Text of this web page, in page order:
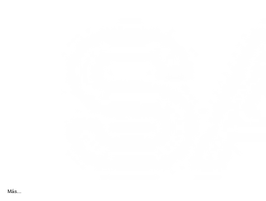
Más...